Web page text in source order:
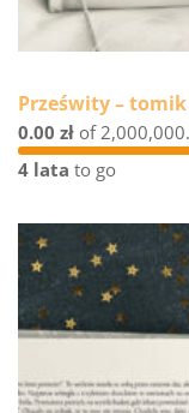
Prześwity – tomik
0.00 zł of
4 lata to go